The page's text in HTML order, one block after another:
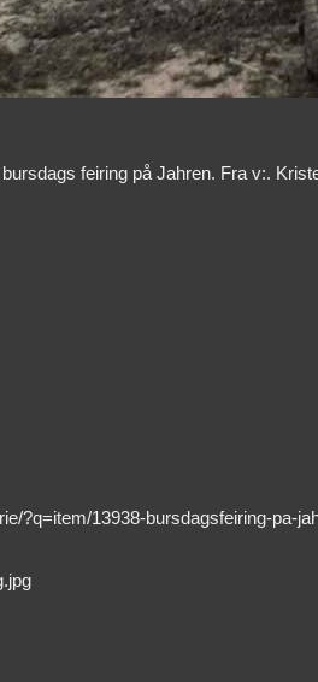
feiring på Jahren. Fra v:.
?q=item/13938-bursdagsfeiring-pa-